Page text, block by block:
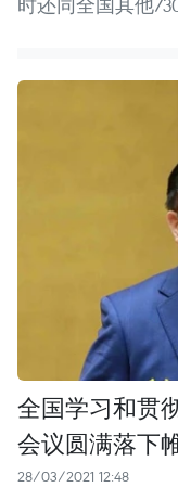
全国学习和贯
会议圆满落下
28/03/2021 12:48